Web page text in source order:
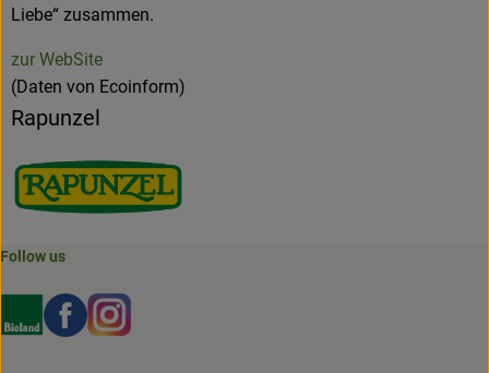
Liebe“ zusammen.
zur WebSite
(Daten von Ecoinform)
Rapunzel
Follow us
Externer Link zu https://www.bioland.de/verbraucher
Externer Link zu https://www.facebook.com/
Externer Link zu https://www.instagram.com/